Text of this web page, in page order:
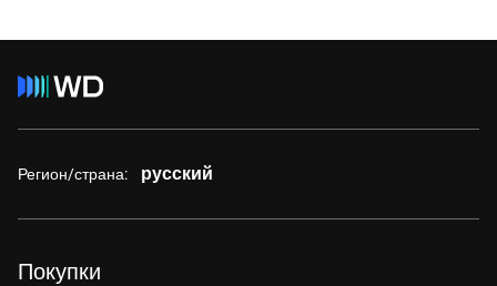
Регион/страна: русский
Покупки